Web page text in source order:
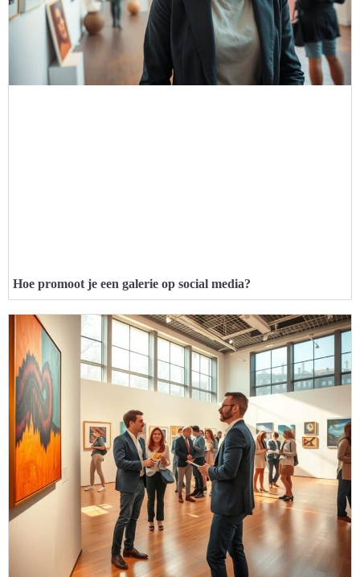
Hoe promoot je een galerie op social media?